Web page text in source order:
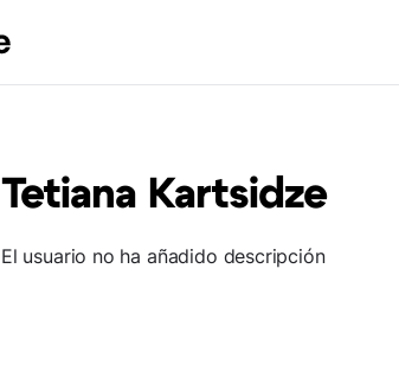
Tetiana Kartsidze
El usuario no ha añadido descripción